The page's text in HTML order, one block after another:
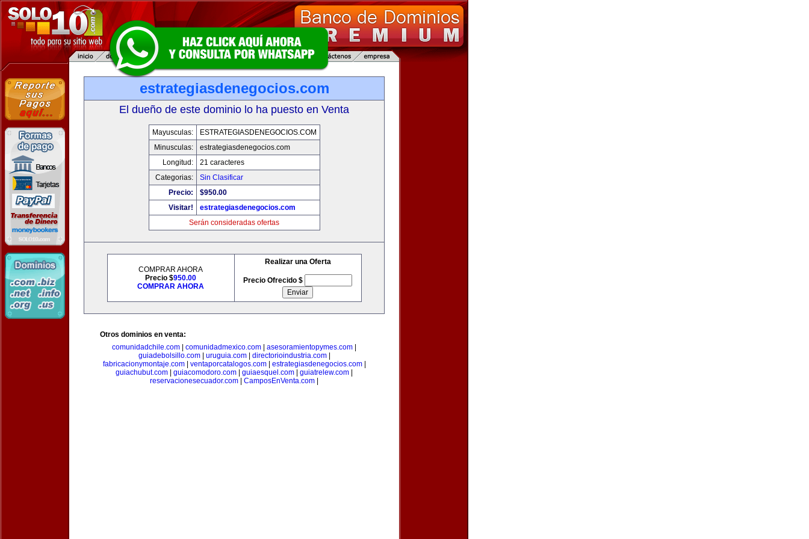
estrategiasdenegocios.com
El dueño de este dominio lo ha puesto en Venta
Mayusculas:
ESTRATEGIASDENEGOCIOS.COM
Minusculas:
estrategiasdenegocios.com
Longitud:
21 caracteres
Categorias:
Sin Clasificar
Precio:
$950.00
Visitar!
estrategiasdenegocios.com
Serán consideradas ofertas
COMPRAR AHORA
Precio $950.00
COMPRAR AHORA
Realizar una Oferta
Precio Ofrecido $
Otros dominios en venta:
comunidadchile.com
comunidadmexico.com asesoramientopymes.com
guiadebolsillo.com| uruguia.com| directorioindustria.com|
fabricacionymontaje.com| ventaporcatalogos.com| estrategiasdenegocios.com|
guiachubut.com
guiacomodoro.com guiaesquel.com guiatrelew.com
reservacionesecuador.com
CamposEnVenta.com